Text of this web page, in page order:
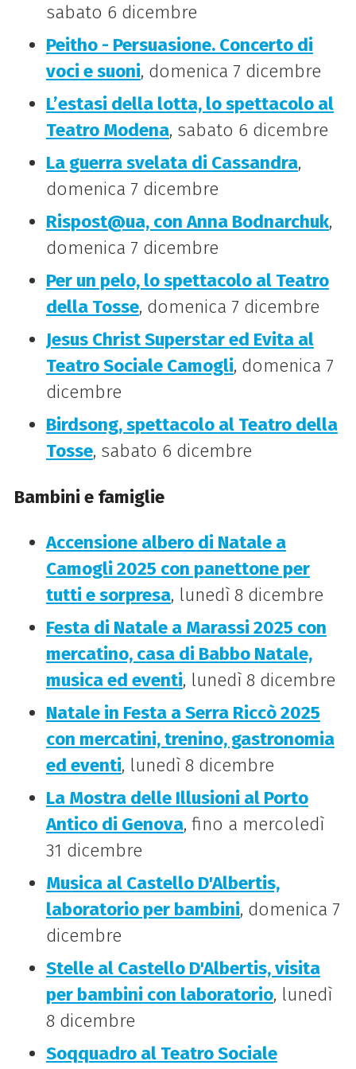
sabato 6 dicembre
Peitho - Persuasione. Concerto di
voci e suoni, domenica 7 dicembre
L’estasi della lotta, lo spettacolo al
Teatro Modena, sabato 6 dicembre
La guerra svelata di Cassandra,
domenica 7 dicembre
Rispost@ua, con Anna Bodnarchuk,
domenica 7 dicembre
Per un pelo, lo spettacolo al Teatro
della Tosse, domenica 7 dicembre
Jesus Christ Superstar ed Evita al
Teatro Sociale Camogli, domenica 7
dicembre
Birdsong, spettacolo al Teatro della
Tosse, sabato 6 dicembre
Bambini e famiglie
Accensione albero di Natale a
Camogli 2025 con panettone per
tutti e sorpresa, lunedì 8 dicembre
Festa di Natale a Marassi 2025 con
mercatino, casa di Babbo Natale,
musica ed eventi, lunedì 8 dicembre
Natale in Festa a Serra Riccò 2025
con mercatini, trenino, gastronomia
ed eventi, lunedì 8 dicembre
La Mostra delle Illusioni al Porto
Antico di Genova, fino a mercoledì
31 dicembre
Musica al Castello D'Albertis,
laboratorio per bambini, domenica 7
dicembre
Stelle al Castello D'Albertis, visita
per bambini con laboratorio, lunedì
8 dicembre
Soqquadro al Teatro Sociale